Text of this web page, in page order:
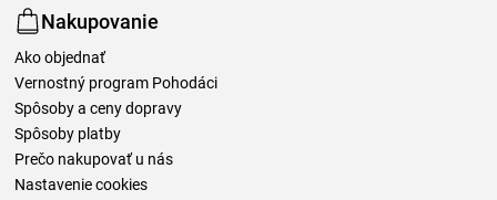
Nakupovanie
Ako objednať
Vernostný program Pohodáci
Spôsoby a ceny dopravy
Spôsoby platby
Prečo nakupovať u nás
Nastavenie cookies